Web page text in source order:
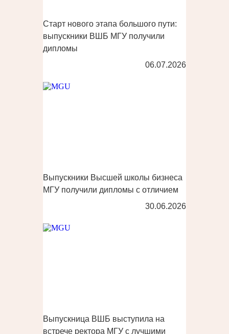
Старт нового этапа большого пути:
выпускники ВШБ МГУ получили
дипломы
06.07.2026
Выпускники Высшей школы бизнеса
МГУ получили дипломы с отличием
30.06.2026
Выпускница ВШБ выступила на
встрече ректора МГУ с лучшими